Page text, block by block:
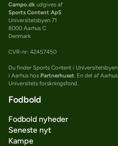
Campo.dkudgives af
Sports Content ApS
Universitetsbyen 71
8000 Aarhus C
Denmark
CVR-nr: 42457450
Du finder Sports Content i Universitetsbyen
i Aarhus hos Partnerhuset. En del af Aarhus
Universitets forskningsfond.
Fodbold
Fodbold nyheder
Seneste nyt
Kampe